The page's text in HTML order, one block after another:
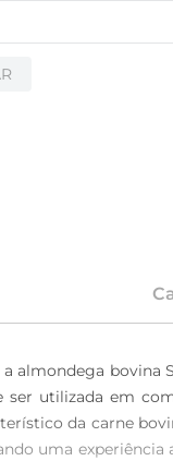
almondega
utilizada em
da carne
uma